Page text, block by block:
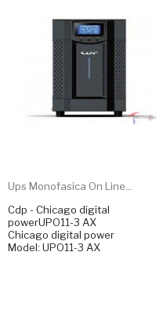
Ups Monofasica On Line...
Cdp - Chicago digital
powerUPO11-3 AX
Chicago digital power
Model: UPO11-3 AX